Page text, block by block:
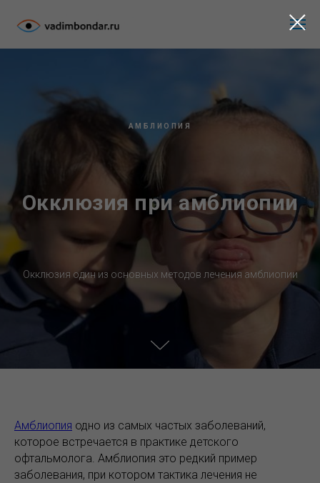
АМБЛИОПИЯ
Окклюзия при амблиопии
Окклюзия один из основных методов лечения амблиопии
Амблиопия одно из самых частых заболеваний,
которое встречается в практике детского
офтальмолога. Амблиопия это редкий пример
заболевания, при котором тактика лечения не